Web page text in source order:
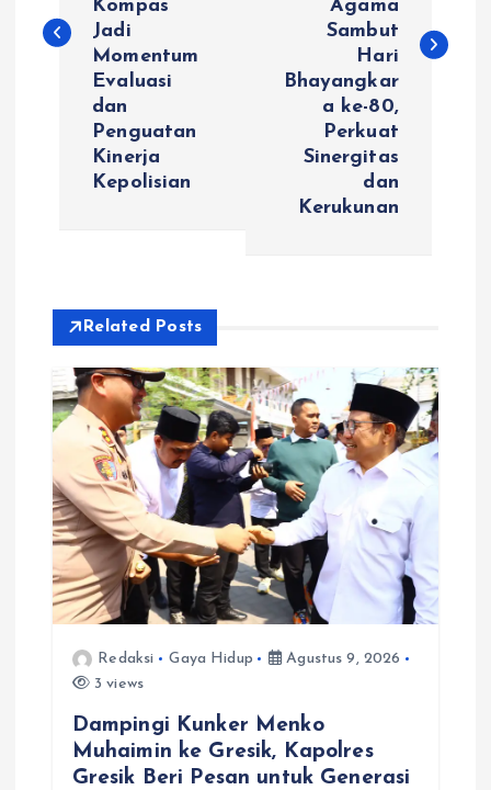
i
o
s
Kompas
Jadi
Momentum
Evaluasi
dan
Penguatan
Kinerja
Kepolisian
Agama
Sambut
Hari
Bhayangkar
a ke-80,
Perkuat
Sinergitas
dan
Kerukunan
Related Posts
Redaksi Gaya Hidup
Agustus 9, 2026
3 views
Dampingi Kunker Menko
Muhaimin ke Gresik, Kapolres
Gresik Beri Pesan untuk Generasi